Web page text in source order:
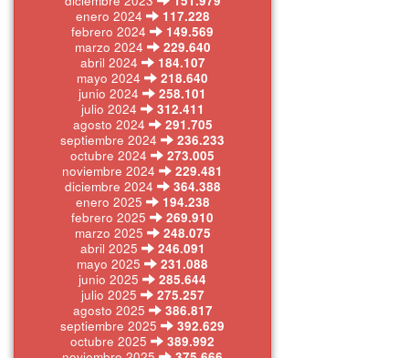
enero 2024
117.228
febrero 2024
149.569
marzo 2024
229.640
abril 2024
184.107
mayo 2024
218.640
junio 2024
258.101
julio 2024
312.411
agosto 2024
291.705
septiembre 2024
236.233
octubre 2024
273.005
noviembre 2024
229.481
diciembre 2024
364.388
enero 2025
194.238
febrero 2025
269.910
marzo 2025
248.075
abril 2025
246.091
mayo 2025
231.088
junio 2025
285.644
julio 2025
275.257
agosto 2025
386.817
septiembre 2025
392.629
octubre 2025
389.992